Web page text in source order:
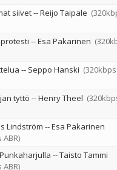
siivet--Reijo Taipale
--Esa Pakarinen
-- Seppo Hanski (320kbps
tyttö --Henry Theel
Lindström --Esa Pakarinen
ABR)
--Taisto Tammi
ABR)